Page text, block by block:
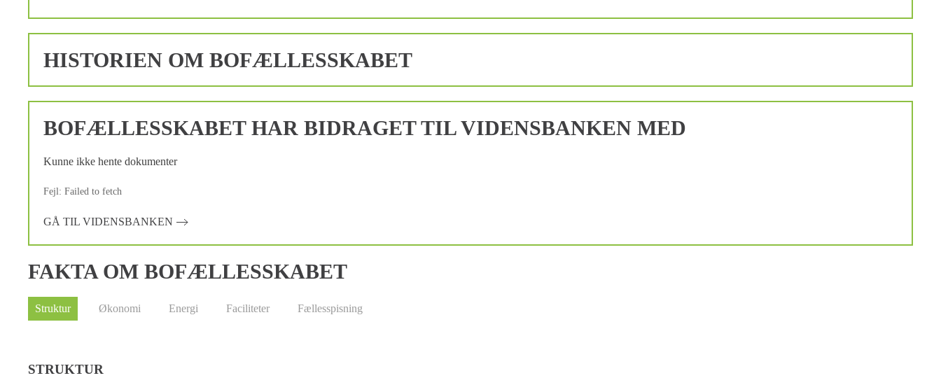
HISTORIEN OM BOFÆLLESSKABET
BOFÆLLESSKABET HAR BIDRAGET TIL VIDENSBANKEN MED
Kunne ikke hente dokumenter
Fejl: Failed to fetch
GÅ TIL VIDENSBANKEN
FAKTA OM BOFÆLLESSKABET
Struktur Økonomi Energi Faciliteter Fællesspisning
STRUKTUR